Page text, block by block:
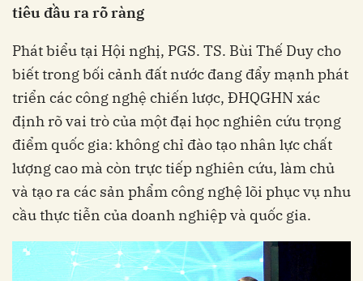
tiêu đầu ra rõ ràng
Phát biểu tại Hội nghị, PGS. TS. Bùi Thế Duy cho
biết trong bối cảnh đất nước đang đẩy mạnh phát
triển các công nghệ chiến lược, ĐHQGHN xác
định rõ vai trò của một đại học nghiên cứu trọng
điểm quốc gia: không chỉ đào tạo nhân lực chất
lượng cao mà còn trực tiếp nghiên cứu, làm chủ
và tạo ra các sản phẩm công nghệ lõi phục vụ nhu
cầu thực tiễn của doanh nghiệp và quốc gia.